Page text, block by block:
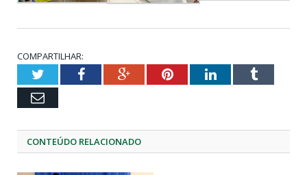
COMPARTILHAR:
TwitterFacebookGoogle+PinterestLinkedInTumblr
Email
CONTEÚDO RELACIONADO